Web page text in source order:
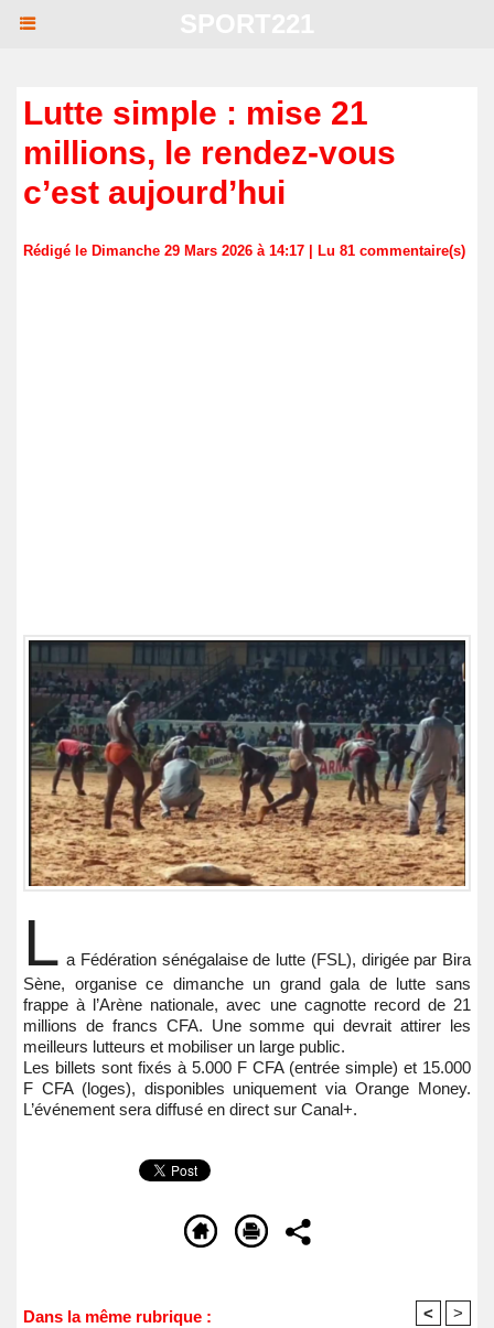
Lutte simple : mise 21
millions, le rendez-vous
c’est aujourd’hui
Rédigé le Dimanche 29 Mars 2026 à 14:17 | Lu 81 commentaire(s)
L a Fédération sénégalaise de lutte (FSL), dirigée par Bira
Sène, organise ce dimanche un grand gala de lutte sans
frappe à l’Arène nationale, avec une cagnotte record de 21
millions de francs CFA. Une somme qui devrait attirer les
meilleurs lutteurs et mobiliser un large public.
Les billets sont fixés à 5.000 F CFA (entrée simple) et 15.000
F CFA (loges), disponibles uniquement via Orange Money.
L’événement sera diffusé en direct sur Canal+.
Dans la même rubrique : < >